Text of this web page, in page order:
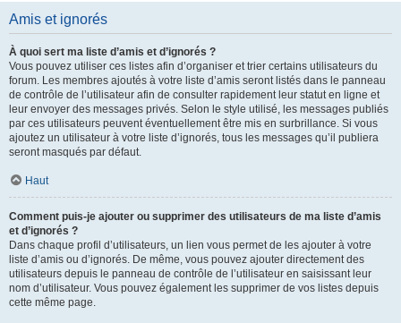
Amis et ignorés
À quoi sert ma liste d’amis et d’ignorés ?
Vous pouvez utiliser ces listes afin d’organiser et trier certains utilisateurs du
forum. Les membres ajoutés à votre liste d’amis seront listés dans le panneau
de contrôle de l’utilisateur afin de consulter rapidement leur statut en ligne et
leur envoyer des messages privés. Selon le style utilisé, les messages publiés
par ces utilisateurs peuvent éventuellement être mis en surbrillance. Si vous
ajoutez un utilisateur à votre liste d’ignorés, tous les messages qu’il publiera
seront masqués par défaut.
Haut
Comment puis-je ajouter ou supprimer des utilisateurs de ma liste d’amis
et d’ignorés ?
Dans chaque profil d’utilisateurs, un lien vous permet de les ajouter à votre
liste d’amis ou d’ignorés. De même, vous pouvez ajouter directement des
utilisateurs depuis le panneau de contrôle de l’utilisateur en saisissant leur
nom d’utilisateur. Vous pouvez également les supprimer de vos listes depuis
cette même page.